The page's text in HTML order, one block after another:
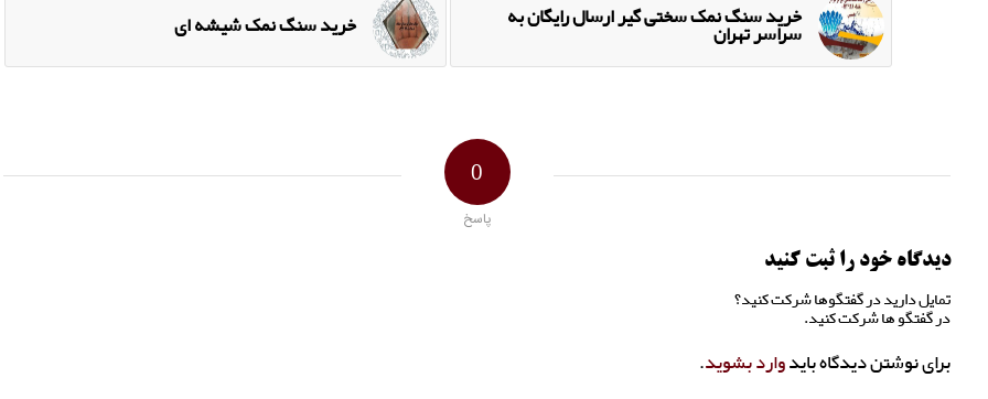
خرید سنگ نمک شیشه ای خرید سنگ نمک سختی گیر ارسال رایگان به
سراسر تهران
0
پاسخ
دیدگاه خود را ثبت کنید
تمایل دارید در گفتگوها شرکت کنید؟
در گفتگو ها شرکت کنید.
برای نوشتن دیدگاه بایدوارد بشوید.